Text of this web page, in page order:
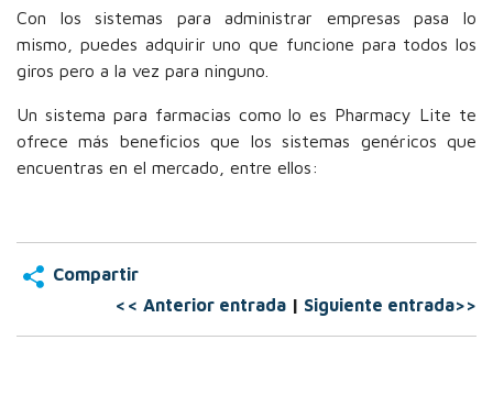
Con los sistemas para administrar empresas pasa lo
mismo, puedes adquirir uno que funcione para todos los
giros pero a la vez para ninguno.
Un sistema para farmacias como lo es Pharmacy Lite te
ofrece más beneficios que los sistemas genéricos que
encuentras en el mercado, entre ellos:
Compartir
<< Anterior entrada | Siguiente entrada>>